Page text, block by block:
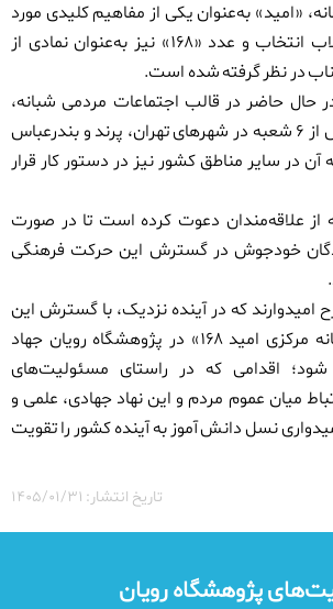
«امید» به‌عنوان یکی از مفاهیم کلیدی مورد
تأکید رهبر شهید انقلاب انتخاب و عدد «۱۶۸» نیز به‌عنوان نمادی از
در نظر گرفته شده است.
امید ۱۶۸» در حال حاضر در قالب اجتماعات مردمی شبانه،
فعالیت خود را در بیش از ۶ شعبه در شهرهای تهران، پرند و بندرعباس
آن در سایر مناطق کشور نیز در دستور کار قرار
از علاقه‌مندان دعوت کرده است تا در صورت
خودجوش در گسترش این حرکت فرهنگی
امیدوارند که در آینده نزدیک، با گسترش این
شبکه مردمی، «کتابخانه مرکزی امید ۱۶۸» در پژوهشگاه رویان جهاد
شود؛ اقدامی که در راستای مسئولیت‌های
میان عموم مردم و این نهاد جهادی، علمی و
نسل دانش آموز به آینده کشور را تقویت
تاریخ انتشار: ۱۴۰۵/۰۱/۳۱
پژوهشگاه رویان